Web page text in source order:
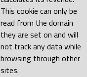
This cookie can only be
read from the domain
they are set on and will
not track any data while
browsing through other
sites.